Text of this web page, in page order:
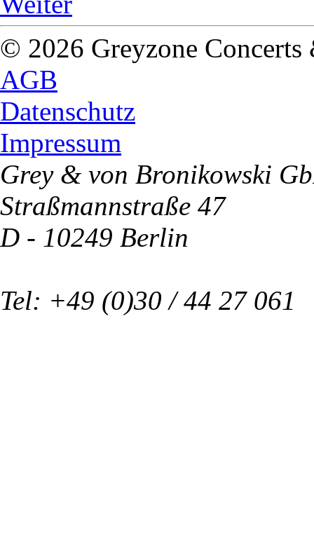
© 2026 Greyzone
AGB
Datenschutz
Impressum
Grey & von Bronikowski
Straßmannstraße 47
D - 10249 Berlin
Tel: +49 (0)30 / 44 27 061